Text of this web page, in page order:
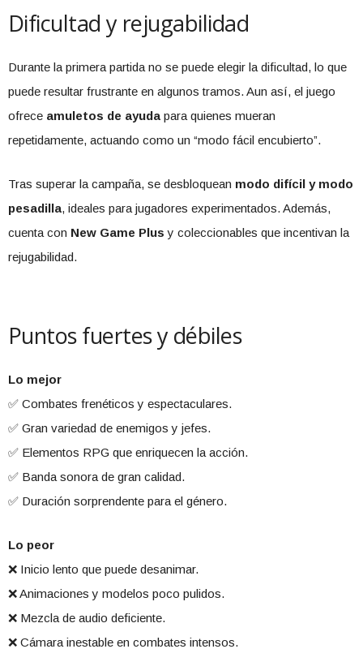
Dificultad y rejugabilidad
Durante la primera partida no se puede elegir la dificultad, lo que
puede resultar frustrante en algunos tramos. Aun así, el juego
ofrece amuletos de ayuda para quienes mueran
repetidamente, actuando como un “modo fácil encubierto”.
Tras superar la campaña, se desbloquean modo difícil y modo
pesadilla, ideales para jugadores experimentados. Además,
cuenta con New Game Plus y coleccionables que incentivan la
rejugabilidad.
Puntos fuertes y débiles
Lo mejor
✅ Combates frenéticos y espectaculares.
✅ Gran variedad de enemigos y jefes.
✅ Elementos RPG que enriquecen la acción.
✅ Banda sonora de gran calidad.
✅ Duración sorprendente para el género.
Lo peor
❌ Inicio lento que puede desanimar.
❌ Animaciones y modelos poco pulidos.
❌ Mezcla de audio deficiente.
❌ Cámara inestable en combates intensos.